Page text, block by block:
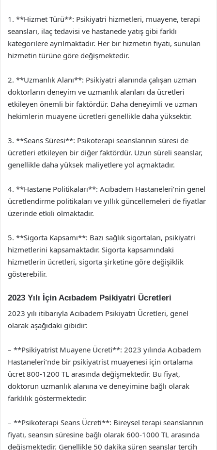
1. **Hizmet Türü**: Psikiyatri hizmetleri, muayene, terapi
seansları, ilaç tedavisi ve hastanede yatış gibi farklı
kategorilere ayrılmaktadır. Her bir hizmetin fiyatı, sunulan
hizmetin türüne göre değişmektedir.
2. **Uzmanlık Alanı**: Psikiyatri alanında çalışan uzman
doktorların deneyim ve uzmanlık alanları da ücretleri
etkileyen önemli bir faktördür. Daha deneyimli ve uzman
hekimlerin muayene ücretleri genellikle daha yüksektir.
3. **Seans Süresi**: Psikoterapi seanslarının süresi de
ücretleri etkileyen bir diğer faktördür. Uzun süreli seanslar,
genellikle daha yüksek maliyetlere yol açmaktadır.
4. **Hastane Politikaları**: Acıbadem Hastaneleri’nin genel
ücretlendirme politikaları ve yıllık güncellemeleri de fiyatlar
üzerinde etkili olmaktadır.
5. **Sigorta Kapsamı**: Bazı sağlık sigortaları, psikiyatri
hizmetlerini kapsamaktadır. Sigorta kapsamındaki
hizmetlerin ücretleri, sigorta şirketine göre değişiklik
gösterebilir.
2023 Yılı İçin Acıbadem Psikiyatri Ücretleri
2023 yılı itibarıyla Acıbadem Psikiyatri Ücretleri, genel
olarak aşağıdaki gibidir:
– **Psikiyatrist Muayene Ücreti**: 2023 yılında Acıbadem
Hastaneleri’nde bir psikiyatrist muayenesi için ortalama
ücret 800-1200 TL arasında değişmektedir. Bu fiyat,
doktorun uzmanlık alanına ve deneyimine bağlı olarak
farklılık göstermektedir.
– **Psikoterapi Seans Ücreti**: Bireysel terapi seanslarının
fiyatı, seansın süresine bağlı olarak 600-1000 TL arasında
değişmektedir. Genellikle 50 dakika süren seanslar tercih